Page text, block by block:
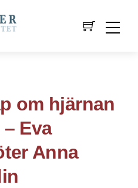
om hjärnan
Eva
Anna